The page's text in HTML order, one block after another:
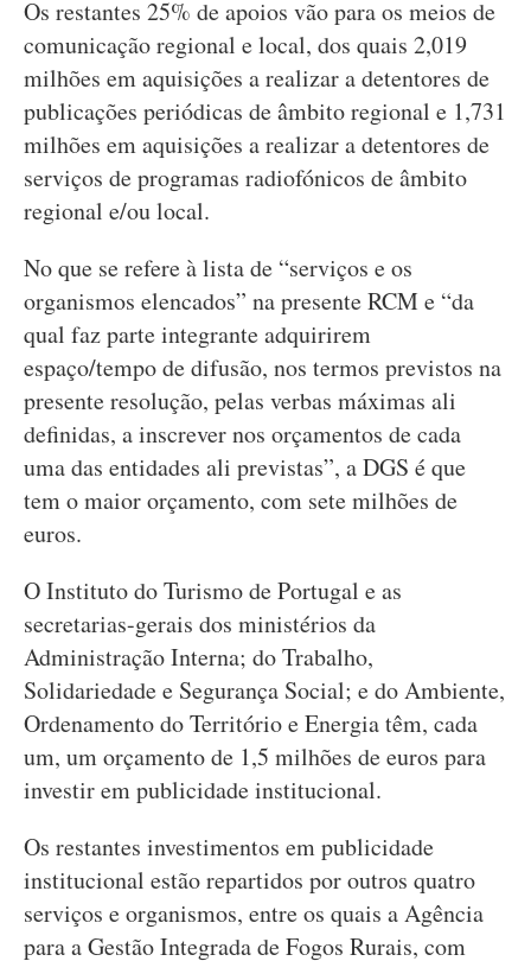
Os restantes 25% de apoios vão para os meios de
comunicação regional e local, dos quais 2,019
milhões em aquisições a realizar a detentores de
publicações periódicas de âmbito regional e 1,731
milhões em aquisições a realizar a detentores de
serviços de programas radiofónicos de âmbito
regional e/ou local.
No que se refere à lista de “serviços e os
organismos elencados” na presente RCM e “da
qual faz parte integrante adquirirem
espaço/tempo de difusão, nos termos previstos na
presente resolução, pelas verbas máximas ali
definidas, a inscrever nos orçamentos de cada
uma das entidades ali previstas”, a DGS é que
tem o maior orçamento, com sete milhões de
euros.
O Instituto do Turismo de Portugal e as
secretarias-gerais dos ministérios da
Administração Interna; do Trabalho,
Solidariedade e Segurança Social; e do Ambiente,
Ordenamento do Território e Energia têm, cada
um, um orçamento de 1,5 milhões de euros para
investir em publicidade institucional.
Os restantes investimentos em publicidade
institucional estão repartidos por outros quatro
serviços e organismos, entre os quais a Agência
para a Gestão Integrada de Fogos Rurais, com